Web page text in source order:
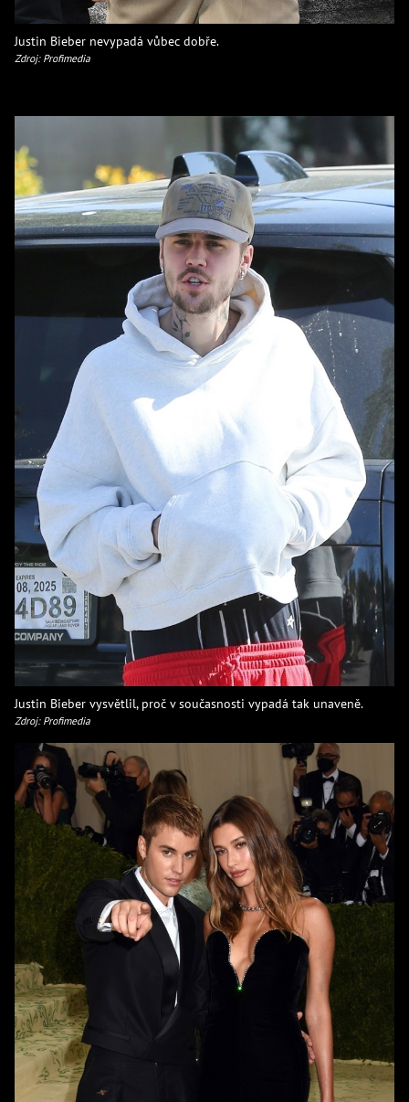
Justin Bieber nevypadá vůbec dobře.
Zdroj: Profimedia
Justin Bieber vysvětlil, proč v současnosti vypadá tak unaveně.
Zdroj: Profimedia